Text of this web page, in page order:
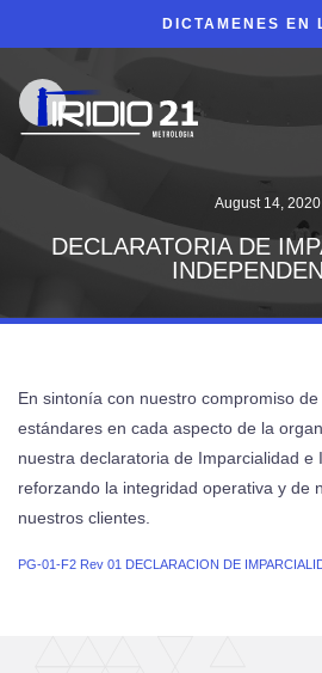
DICTAMENES EN
August 14, 2020
DECLARATORIA DE
En sintonía con nuestro compromiso
estándares en cada aspecto de la
nuestra declaratoria de Imparcialidad e
reforzando la integridad operativa y de
nuestros clientes.
PG-01-F2 Rev 01 DECLARACION DE